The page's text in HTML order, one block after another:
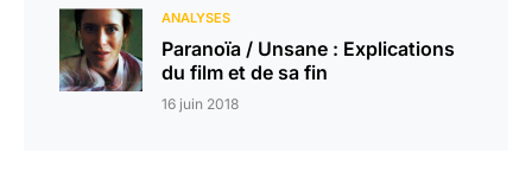
ANALYSES
Paranoïa / Unsane : Explications
du film et de sa fin
16 juin 2018